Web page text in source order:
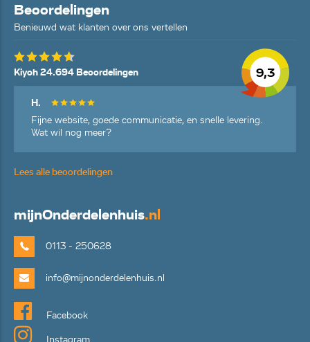
Beoordelingen
Benieuwd wat klanten over ons vertellen
9,3
Kiyoh 24.694 Beoordelingen
H.
Fijne website, goede communicatie, en snelle levering.
Wat wil nog meer?
Lees alle beoordelingen
mijnOnderdelenhuis.nl
0113 - 250628
info@mijnonderdelenhuis.nl
Facebook